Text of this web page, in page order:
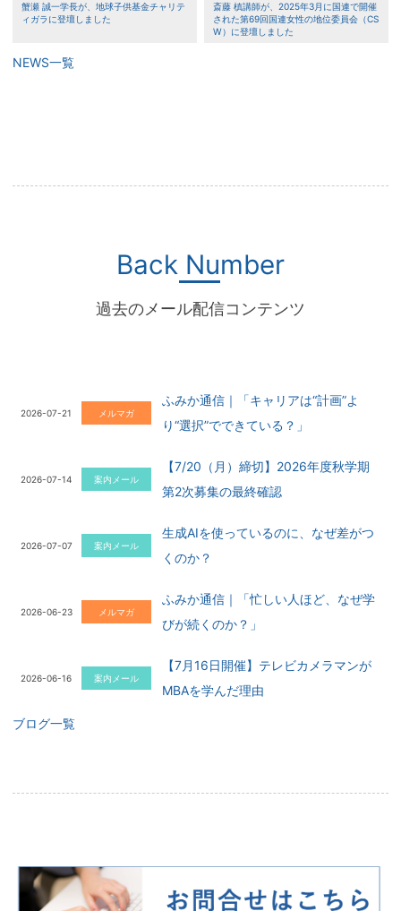
蟹瀬 誠一学長が、地球子供基金チャリテ
ィガラに登壇しました
斎藤 槙講師が、2025年3月に国連で開催
された第69回国連女性の地位委員会（CS
W）に登壇しました
NEWS一覧
Back Number
過去のメール配信コンテンツ
2026-07-21 メルマガ
ふみか通信｜「キャリアは“計画”よ
り“選択”でできている？」
2026-07-14 案内メール
【7/20（月）締切】2026年度秋学期
第2次募集の最終確認
2026-07-07 案内メール
生成AIを使っているのに、なぜ差がつ
くのか？
2026-06-23 メルマガ
ふみか通信｜「忙しい人ほど、なぜ学
びが続くのか？」
2026-06-16 案内メール
【7月16日開催】テレビカメラマンが
MBAを学んだ理由
ブログ一覧